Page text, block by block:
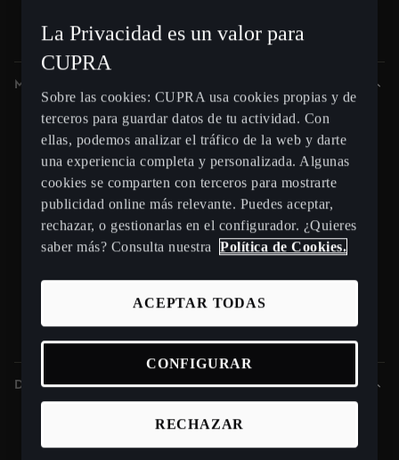
Español
Modelos
Nuevo CUPRA Raval
Nuevo CUPRA Born 2026
Nuevo CUPRA Tavascan - SUV eléctrico
CUPRA Terramar - SUV híbrido enchufable
CUPRA Formentor e-Hybrid
CUPRA León e-HYBRID
CUPRA León Sportstourer
CUPRA Ateca - SUV compacto
Gama CUPRA e-HYBRID - coches híbridos enchufables
Descubre CUPRA
La Privacidad es un valor para
CUPRA
Sobre las cookies: CUPRA usa cookies propias y de
terceros para guardar datos de tu actividad. Con
ellas, podemos analizar el tráfico de la web y darte
una experiencia completa y personalizada. Algunas
cookies se comparten con terceros para mostrarte
publicidad online más relevante. Puedes aceptar,
rechazar, o gestionarlas en el configurador. ¿Quieres
saber más? Consulta nuestra
Política de Cookies.
RECHAZAR
ACEPTAR TODAS
CONFIGURAR